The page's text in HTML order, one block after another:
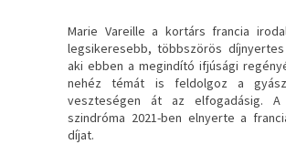
Marie Vareille a kortárs francia
legsikeresebb, többszörös
aki ebben a megindító ifjúsági
nehéz témát is feldolgoz a
veszteségen át az elfogadásig. A
szindróma 2021-ben elnyerte a
díjat.